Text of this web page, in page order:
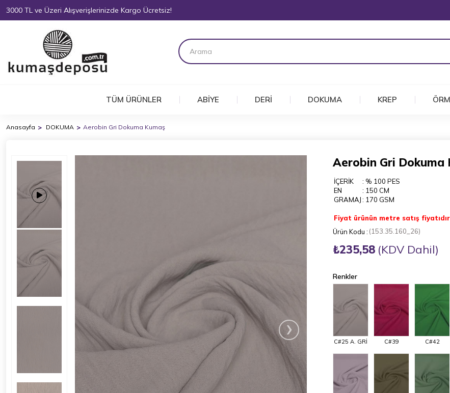
3000 TL ve Üzeri Alışverişlerinizde Kargo Ücretsiz!
TÜM ÜRÜNLER ABİYE DERİ DOKUMA KREP
Anasayfa DOKUMA Aerobin Gri Dokuma Kumaş
›
Aerobin Gri Dokuma
İÇERİK
: % 100 PES
EN
: 150 CM
GRAMAJ: 170 GSM
Fiyat ürünün metre satış
(153.35.160_26)
₺235,58 (KDV Dahil)
Renkler
C#25 A. GRİ C#39 C#42